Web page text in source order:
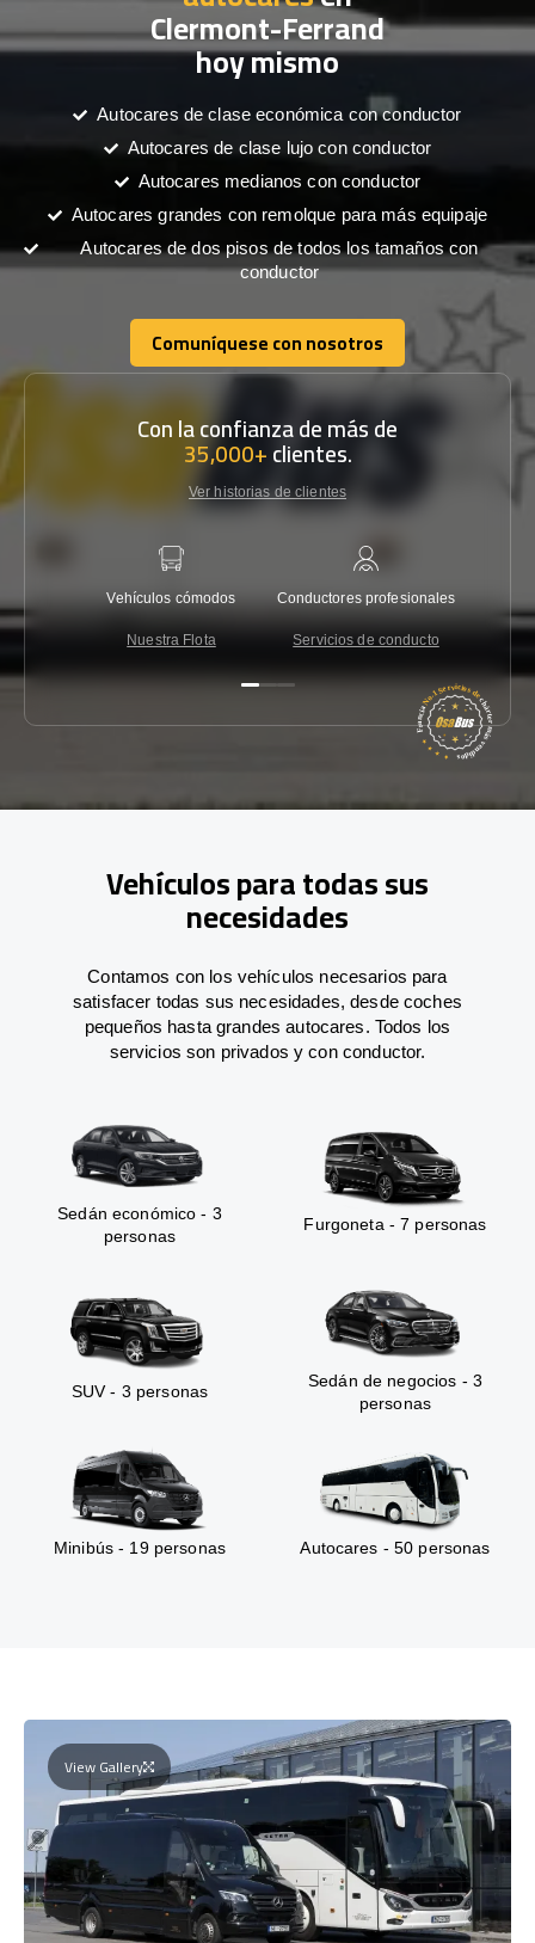
Clermont-Ferrand
hoy mismo
Autocares de clase económica con conductor
Autocares de clase lujo con conductor
Autocares medianos con conductor
Autocares grandes con remolque para más equipaje
Autocares de dos pisos de todos los tamaños con
conductor
Comuníquese con nosotros
Comuníquese con nosotros
Con la confianza de más de
35,000+clientes.
Ver historias de clientes
Vehículos cómodos
Nuestra Flota
Conductores profesionales
Servicios de conducto
Vehículos para todas sus
necesidades
Contamos con los vehículos necesarios para
satisfacer todas sus necesidades, desde coches
pequeños hasta grandes autocares. Todos los
servicios son privados y con conductor.
Sedán económico - 3
personas
Furgoneta - 7 personas
SUV - 3 personas
Sedán de negocios - 3
personas
Minibús - 19 personas Autocares - 50 personas
View Gallery